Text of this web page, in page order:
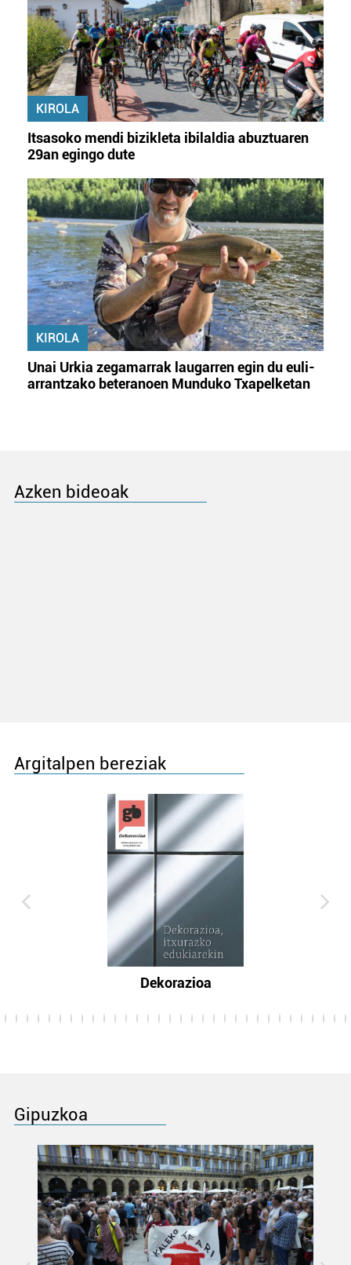
KIROLA
Itsasoko mendi bizikleta ibilaldia abuztuaren
29an egingo dute
KIROLA
Unai Urkia zegamarrak laugarren egin du euli-
arrantzako beteranoen Munduko Txapelketan
Azken bideoak
Argitalpen bereziak
Dekorazioa
Gipuzkoa